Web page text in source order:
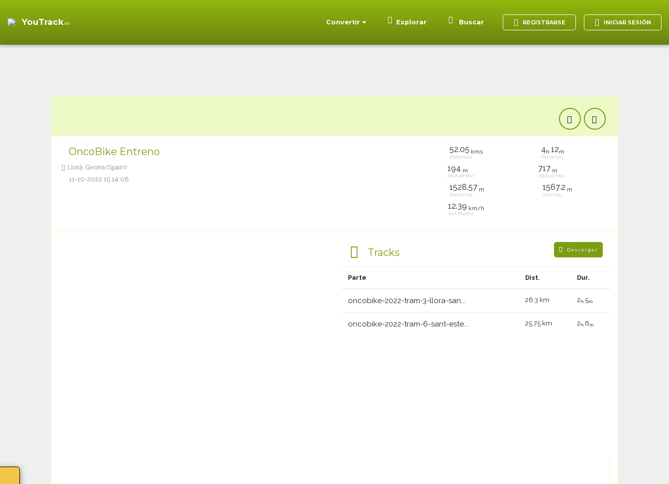
YouTrack.es Convertir Explorar Buscar REGISTRARSE INICIAR SESIÓN
OncoBike Entreno
Llorà, Girona (Spain)
11-10-2022 15:14:06
52.05 kms
Distancia
4h 12m
Duración
194 m
Altitud Mín
717 m
Altitud Máx
1528.57 m
Descenso
1567.2 m
Ascenso
12.39 km/h
Vel. Media
Tracks Descargar
Parte Dist. Dur.
oncobike-2022-tram-3-llora-san... 26.3 km 2 h 5m
oncobike-2022-tram-6-sant-este... 25.75 km 2 h 6m